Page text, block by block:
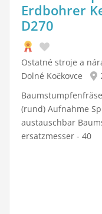
Erdbohrer
D270
Ostatné stroje a
Dolné Kočkovce
(rund) Aufnahme
austauschbar
ersatzmesser - 40